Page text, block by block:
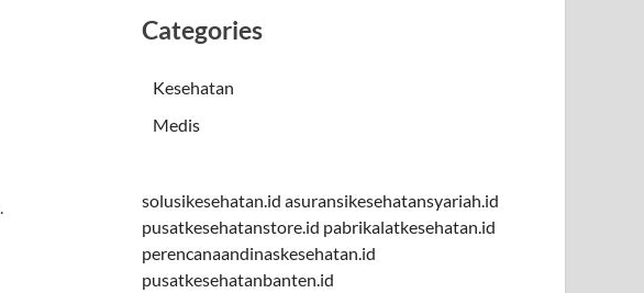
Categories
Kesehatan
Medis
solusikesehatan.id asuransikesehatansyariah.id
pusatkesehatanstore.id pabrikalatkesehatan.id
perencanaandinaskesehatan.id
pusatkesehatanbanten.id